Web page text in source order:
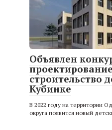
Объявлен
строительство
Кубинке
В 2022 году на территории
округа появится новый